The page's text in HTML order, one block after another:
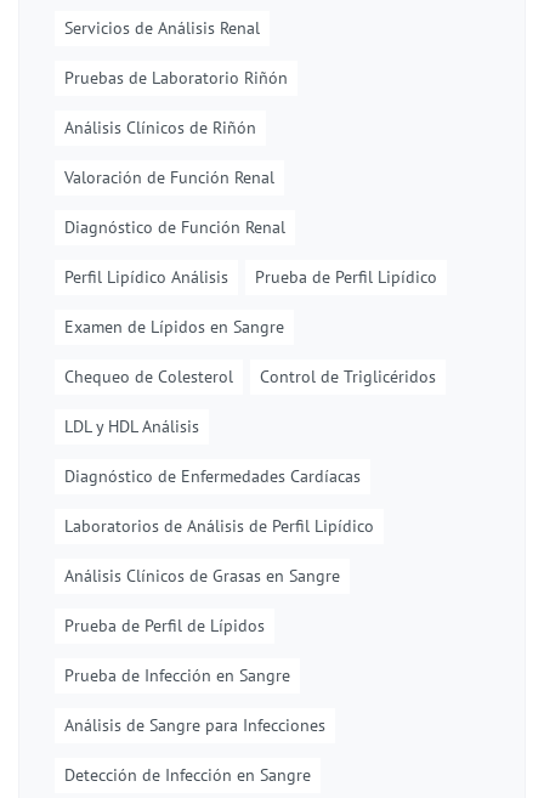
Servicios de Análisis Renal
Pruebas de Laboratorio Riñón
Análisis Clínicos de Riñón
Valoración de Función Renal
Diagnóstico de Función Renal
Perfil Lipídico Análisis Prueba de Perfil Lipídico
Examen de Lípidos en Sangre
Chequeo de Colesterol Control de Triglicéridos
LDL y HDL Análisis
Diagnóstico de Enfermedades Cardíacas
Laboratorios de Análisis de Perfil Lipídico
Análisis Clínicos de Grasas en Sangre
Prueba de Perfil de Lípidos
Prueba de Infección en Sangre
Análisis de Sangre para Infecciones
Detección de Infección en Sangre